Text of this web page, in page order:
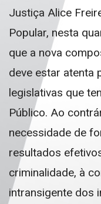
Justiça Alice
Popular, nesta
que a nova
deve estar atenta
legislativas que
Público. Ao
necessidade de
resultados
criminalidade, à
intransigente dos